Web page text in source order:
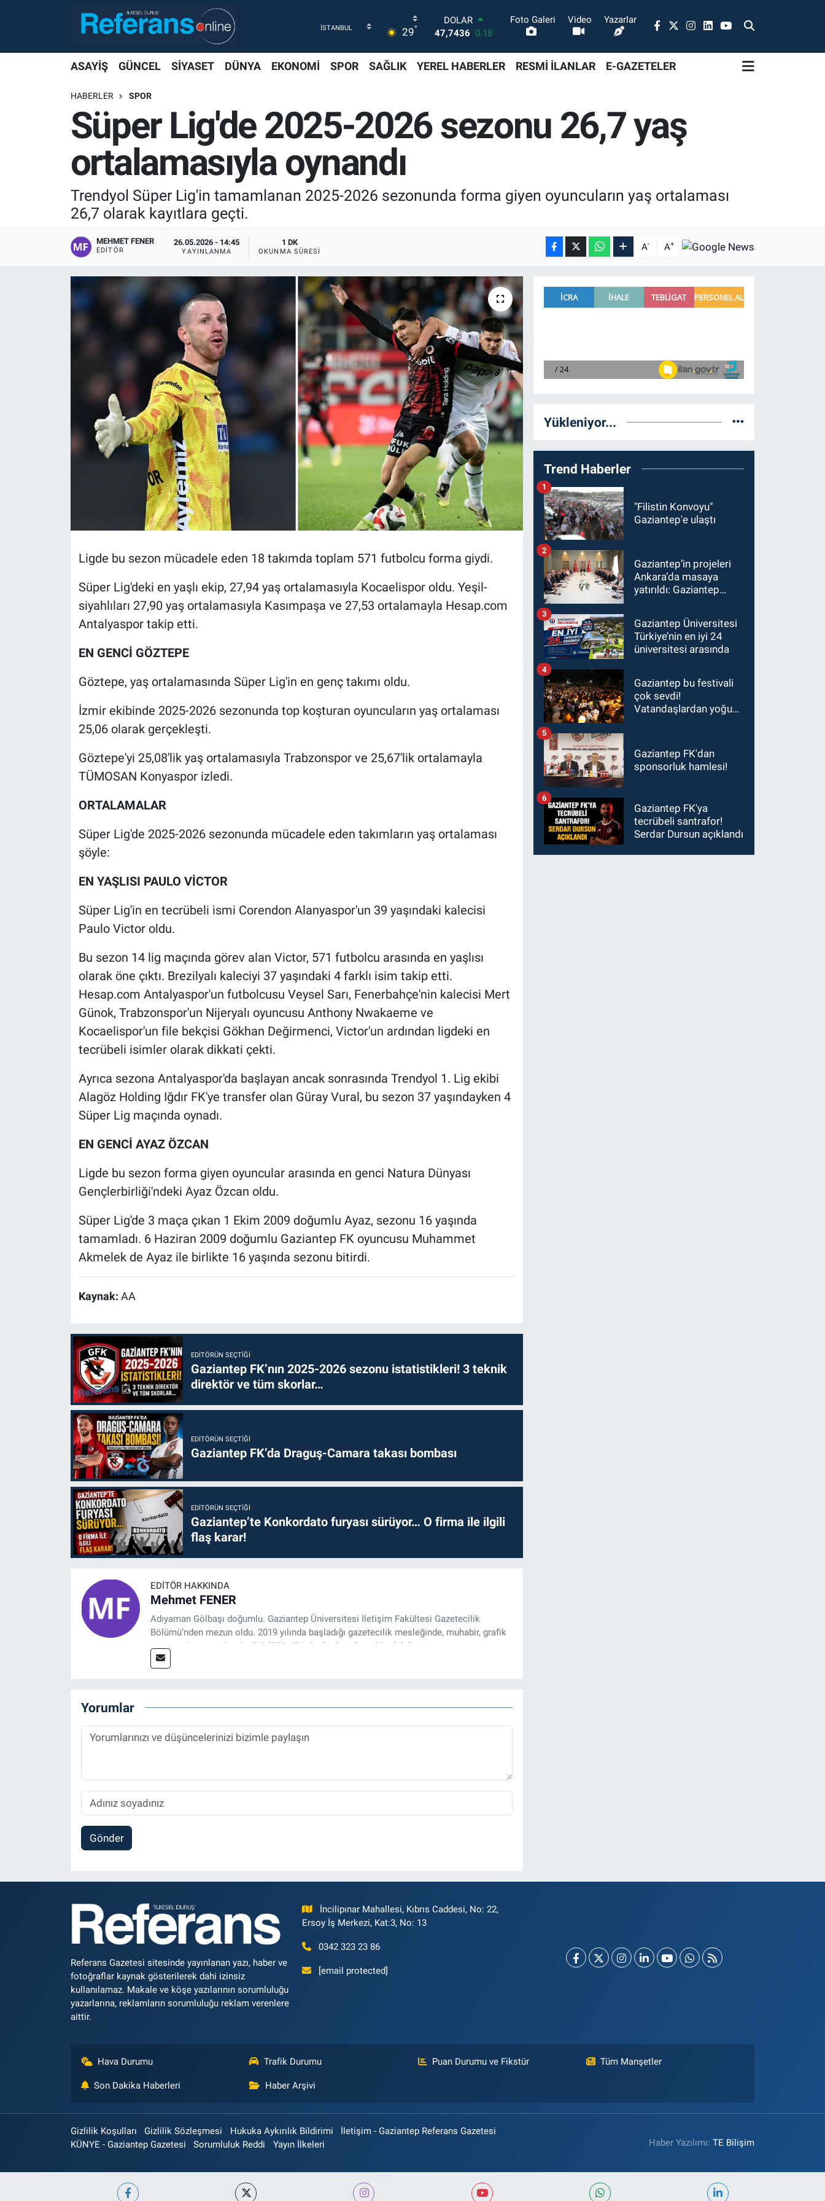
29°
DOLAR
47,7436 0.18
STERLİN
BİST100
13.779 -14
Foto Galeri Video Yazarlar
ASAYİŞ GÜNCEL SİYASET DÜNYA EKONOMİ SPOR SAĞLIK YEREL HABERLER RESMİ İLANLAR E-GAZETELER
HABERLER SPOR
Süper Lig'de 2025-2026 sezonu 26,7 yaş
ortalamasıyla oynandı
Trendyol Süper Lig'in tamamlanan 2025-2026 sezonunda forma giyen oyuncuların yaş ortalaması
26,7 olarak kayıtlara geçti.
MEHMET FENER
EDITÖR
26.05.2026 - 14:45
YAYINLANMA
1 DK
OKUNMA SÜRESI A- A+
Ligde bu sezon mücadele eden 18 takımda toplam 571 futbolcu forma giydi.
Süper Lig'deki en yaşlı ekip, 27,94 yaş ortalamasıyla Kocaelispor oldu. Yeşil-
siyahlıları 27,90 yaş ortalamasıyla Kasımpaşa ve 27,53 ortalamayla Hesap.com
Antalyaspor takip etti.
EN GENCİ GÖZTEPE
Göztepe, yaş ortalamasında Süper Lig'in en genç takımı oldu.
İzmir ekibinde 2025-2026 sezonunda top koşturan oyuncuların yaş ortalaması
25,06 olarak gerçekleşti.
Göztepe'yi 25,08'lik yaş ortalamasıyla Trabzonspor ve 25,67'lik ortalamayla
TÜMOSAN Konyaspor izledi.
ORTALAMALAR
Süper Lig'de 2025-2026 sezonunda mücadele eden takımların yaş ortalaması
şöyle:
EN YAŞLISI PAULO VİCTOR
Süper Lig'in en tecrübeli ismi Corendon Alanyaspor'un 39 yaşındaki kalecisi
Paulo Victor oldu.
Bu sezon 14 lig maçında görev alan Victor, 571 futbolcu arasında en yaşlısı
olarak öne çıktı. Brezilyalı kaleciyi 37 yaşındaki 4 farklı isim takip etti.
Hesap.com Antalyaspor'un futbolcusu Veysel Sarı, Fenerbahçe'nin kalecisi Mert
Günok, Trabzonspor'un Nijeryalı oyuncusu Anthony Nwakaeme ve
Kocaelispor'un file bekçisi Gökhan Değirmenci, Victor'un ardından ligdeki en
tecrübeli isimler olarak dikkati çekti.
Ayrıca sezona Antalyaspor'da başlayan ancak sonrasında Trendyol 1. Lig ekibi
Alagöz Holding Iğdır FK'ye transfer olan Güray Vural, bu sezon 37 yaşındayken 4
Süper Lig maçında oynadı.
EN GENCİ AYAZ ÖZCAN
Ligde bu sezon forma giyen oyuncular arasında en genci Natura Dünyası
Gençlerbirliği'ndeki Ayaz Özcan oldu.
Süper Lig'de 3 maça çıkan 1 Ekim 2009 doğumlu Ayaz, sezonu 16 yaşında
tamamladı. 6 Haziran 2009 doğumlu Gaziantep FK oyuncusu Muhammet
Akmelek de Ayaz ile birlikte 16 yaşında sezonu bitirdi.
Kaynak: AA
EDITÖRÜN SEÇTIĞI
Gaziantep FK’nın 2025-2026 sezonu istatistikleri! 3 teknik
direktör ve tüm skorlar…
EDITÖRÜN SEÇTIĞI
Gaziantep FK’da Draguş-Camara takası bombası
EDITÖRÜN SEÇTIĞI
Gaziantep’te Konkordato furyası sürüyor… O firma ile ilgili
flaş karar!
EDITÖR HAKKINDA
Mehmet FENER
Adıyaman Gölbaşı doğumlu. Gaziantep Üniversitesi İletişim Fakültesi Gazetecilik
Bölümü’nden mezun oldu. 2019 yılında başladığı gazetecilik mesleğinde, muhabir, grafik
tasarım, internet sitesi editörlüğü gibi alanlarda çalıştı. Meslek hayatına
Referansgazetesi.com.tr’de yazı işleri müdürü ve “Güncel, Spor ve Teknolojiden Sorumlu
Yorumlar
Gönder
Yükleniyor...
Trend Haberler
"Filistin Konvoyu"
Gaziantep'e ulaştı
1
Gaziantep’in projeleri
Ankara’da masaya
yatırıldı: Gaziantep
Şimşek’e ziyaret!
2
Gaziantep Üniversitesi
Türkiye’nin en iyi 24
üniversitesi arasında
3
Gaziantep bu festivali
çok sevdi!
Vatandaşlardan yoğun
4
Gaziantep FK'dan
sponsorluk hamlesi!
5
Gaziantep FK'ya
tecrübeli santrafor!
Serdar Dursun açıklandı
6
Referans Gazetesi sitesinde yayınlanan yazı, haber ve
fotoğraflar kaynak gösterilerek dahi izinsiz
kullanılamaz. Makale ve köşe yazılarının sorumluluğu
yazarlarına, reklamların sorumluluğu reklam verenlere
aittir.
İncilipınar Mahallesi, Kıbrıs Caddesi, No: 22,
Ersoy İş Merkezi, Kat:3, No: 13
0342 323 23 86
[email protected]
Hava Durumu Trafik Durumu Puan Durumu ve Fikstür Tüm Manşetler
Son Dakika Haberleri Haber Arşivi
Gizlilik Koşulları Gizlilik Sözleşmesi Hukuka Aykırılık Bildirimi
İletişim - Gaziantep Referans Gazetesi
KÜNYE - Gaziantep Gazetesi
Sorumluluk Reddi Yayın İlkeleri Haber Yazılımı:TE Bilişim